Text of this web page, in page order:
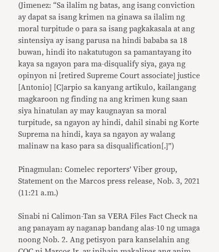
(Jimenez: “Sa ilalim ng batas, ang isang conviction
ay dapat sa isang krimen na ginawa sa ilalim ng
moral turpitude o para sa isang pagkakasala at ang
sintensiya ay isang parusa na hindi bababa sa 18
buwan, hindi ito nakatutugon sa pamantayang ito
kaya sa ngayon para ma-disqualify siya, gaya ng
opinyon ni [retired Supreme Court associate] justice
[Antonio] [C]arpio sa kanyang artikulo, kailangang
magkaroon ng finding na ang krimen kung saan
siya hinatulan ay may kaugnayan sa moral
turpitude, sa ngayon ay hindi, dahil sinabi ng Korte
Suprema na hindi, kaya sa ngayon ay walang
malinaw na kaso para sa disqualification[.]”)
Pinagmulan: Comelec reporters’ Viber group,
Statement on the Marcos press release, Nob. 3, 2021
(11:21 a.m.)
Sinabi ni Calimon-Tan sa VERA Files Fact Check na
ang panayam ay naganap bandang alas-10 ng umaga
noong Nob. 2. Ang petisyon para kanselahin ang